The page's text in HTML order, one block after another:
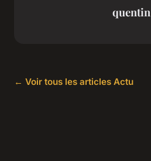
quentin
← Voir tous les articles Actu